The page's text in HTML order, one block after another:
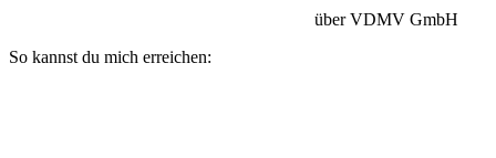
über VDMV GmbH
So kannst du mich erreichen: